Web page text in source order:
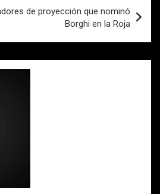
de proyección que nominó
Borghi en la Roja